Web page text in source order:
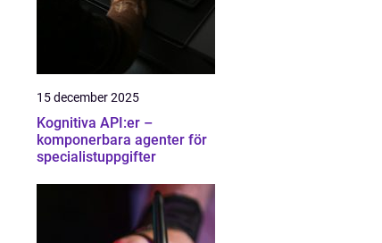
15 december 2025
Kognitiva API:er –
komponerbara agenter för
specialistuppgifter